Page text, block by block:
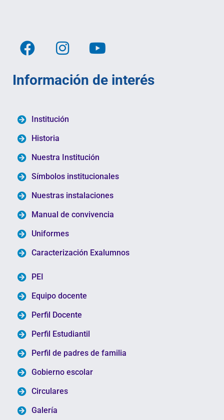
Información de interés
Institución
Historia
Nuestra Institución
Símbolos institucionales
Nuestras instalaciones
Manual de convivencia
Uniformes
Caracterización Exalumnos
PEI
Equipo docente
Perfil Docente
Perfil Estudiantil
Perfil de padres de familia
Gobierno escolar
Circulares
Galería